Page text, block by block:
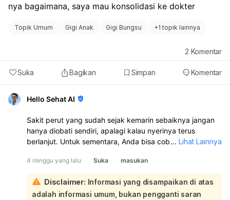
nya bagaimana, saya mau konsolidasi ke dokter
Topik Umum Gigi Anak Gigi Bungsu +1 topik lainnya
Suka Bagikan Simpan Komentar
2 Komentar
Hello Sehat AI
Sakit perut yang sudah sejak kemarin sebaiknya jangan
hanya diobati sendiri, apalagi kalau nyerinya terus
berlanjut. Untuk sementara, Anda bisa coba kompres
antasida seperti Promag bila terasa asam lambung, atau
simetikon bila kembung. Jika disertai diare, loperamide
bisa membantu, tetapi jangan dipakai bila ada demam
tinggi, darah pada tinja, atau nyeri berat:
... Lihat Lainnya
4 minggu yang lalu Suka masukan
Disclaimer: Informasi yang disampaikan di atas
adalah informasi umum, bukan pengganti saran